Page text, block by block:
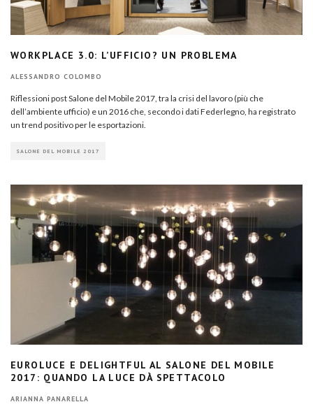
WORKPLACE 3.0: L’UFFICIO? UN PROBLEMA
ALESSANDRO COLOMBO
Riflessioni post Salone del Mobile 2017, tra la crisi del lavoro (più che
dell’ambiente ufficio) e un 2016 che, secondo i dati Federlegno, ha registrato
un trend positivo per le esportazioni.
SALONE DEL MOBILE 2017
EUROLUCE E DELIGHTFUL AL SALONE DEL MOBILE
2017: QUANDO LA LUCE DÀ SPETTACOLO
ARIANNA PANARELLA